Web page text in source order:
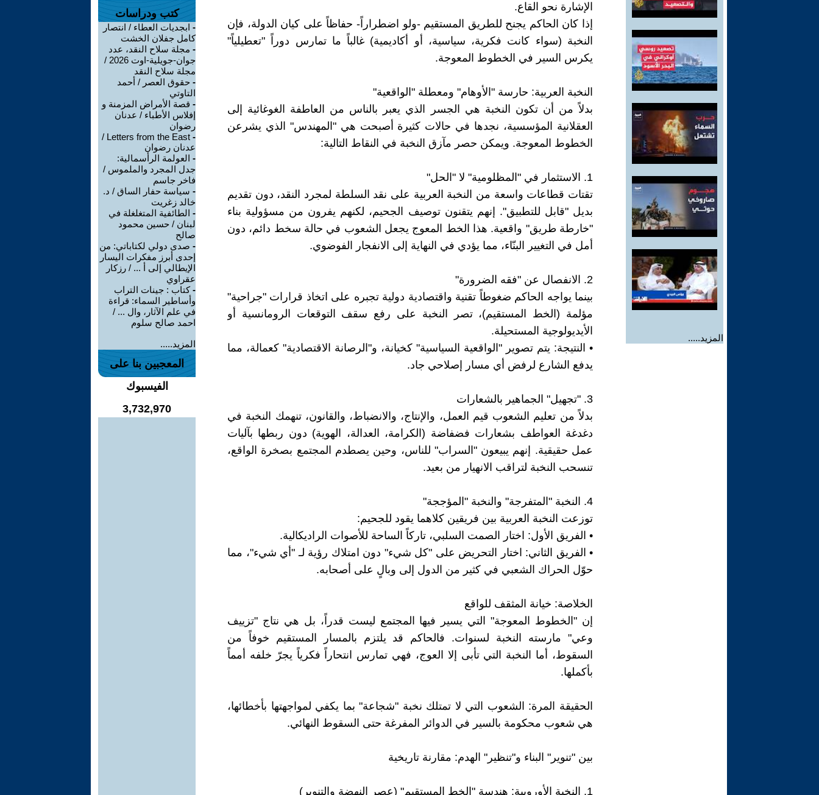
المزيد.....
الإشارة نحو القاع.
إذا كان الحاكم يجنح للطريق المستقيم -ولو اضطراراً- حفاظاً على كيان الدولة، فإن
النخبة (سواء كانت فكرية، سياسية، أو أكاديمية) غالباً ما تمارس دوراً "تعطيلياً"
يكرس السير في الخطوط المعوجة.
النخبة العربية: حارسة "الأوهام" ومعطلة "الواقعية"
بدلاً من أن تكون النخبة هي الجسر الذي يعبر بالناس من العاطفة الغوغائية إلى
العقلانية المؤسسية، نجدها في حالات كثيرة أصبحت هي "المهندس" الذي يشرعن
الخطوط المعوجة. ويمكن حصر مآزق النخبة في النقاط التالية:
1. الاستثمار في "المظلومية" لا "الحل"
تقتات قطاعات واسعة من النخبة العربية على نقد السلطة لمجرد النقد، دون تقديم
بديل "قابل للتطبيق". إنهم يتقنون توصيف الجحيم، لكنهم يفرون من مسؤولية بناء
"خارطة طريق" واقعية. هذا الخط المعوج يجعل الشعوب في حالة سخط دائم، دون
أمل في التغيير البنّاء، مما يؤدي في النهاية إلى الانفجار الفوضوي.
2. الانفصال عن "فقه الضرورة"
بينما يواجه الحاكم ضغوطاً تقنية واقتصادية دولية تجبره على اتخاذ قرارات "جراحية"
مؤلمة (الخط المستقيم)، تصر النخبة على رفع سقف التوقعات الرومانسية أو
الأيديولوجية المستحيلة.
• النتيجة: يتم تصوير "الواقعية السياسية" كخيانة، و"الرصانة الاقتصادية" كعمالة، مما
يدفع الشارع لرفض أي مسار إصلاحي جاد.
3. "تجهيل" الجماهير بالشعارات
بدلاً من تعليم الشعوب قيم العمل، والإنتاج، والانضباط، والقانون، تنهمك النخبة في
دغدغة العواطف بشعارات فضفاضة (الكرامة، العدالة، الهوية) دون ربطها بآليات
عمل حقيقية. إنهم يبيعون "السراب" للناس، وحين يصطدم المجتمع بصخرة الواقع،
تنسحب النخبة لتراقب الانهيار من بعيد.
4. النخبة "المتفرجة" والنخبة "المؤججة"
توزعت النخبة العربية بين فريقين كلاهما يقود للجحيم:
• الفريق الأول: اختار الصمت السلبي، تاركاً الساحة للأصوات الراديكالية.
• الفريق الثاني: اختار التحريض على "كل شيء" دون امتلاك رؤية لـ "أي شيء"، مما
حوّل الحراك الشعبي في كثير من الدول إلى وبالٍ على أصحابه.
الخلاصة: خيانة المثقف للواقع
إن "الخطوط المعوجة" التي يسير فيها المجتمع ليست قدراً، بل هي نتاج "تزييف
وعي" مارسته النخبة لسنوات. فالحاكم قد يلتزم بالمسار المستقيم خوفاً من
السقوط، أما النخبة التي تأبى إلا العوج، فهي تمارس انتحاراً فكرياً يجرّ خلفه أمماً
بأكملها.
الحقيقة المرة: الشعوب التي لا تمتلك نخبة "شجاعة" بما يكفي لمواجهتها بأخطائها،
هي شعوب محكومة بالسير في الدوائر المفرغة حتى السقوط النهائي.
بين "تنوير" البناء و"تنظير" الهدم: مقارنة تاريخية
1. النخبة الأوروبية: هندسة "الخط المستقيم" (عصر النهضة والتنوير)
كتب ودراسات
- ابجديات العطاء / انتصار
كامل جفلان الخشت
- مجلة سلاح النقد، عدد
جوان-جويلية-اوت 2026 /
مجلة سلاح النقد
- حقوق العصر / أحمد
التاوتي
- قصة الأمراض المزمنة و
إفلاس الأطباء / عدنان
رضوان
-
Letters from the East /
عدنان رضوان
- العولمة الرأسمالية:
جدل المجرد والملموس /
فاخر جاسم
- سياسة حفار الساق / د.
خالد زغريت
- الطائفية المتغلغلة في
لبنان / حسين محمود
صالح
- صدى دولي لكتاباتي: من
إحدى أبرز مفكرات اليسار
الإيطالي إلى أ ... / رزكار
عقراوي
-كتاب : جينات التراب
وأساطير السماء: قراءة
في علم الآثار، وال ... /
احمد صالح سلوم
المزيد.....
المعجبين بنا على
الفيسبوك
3,732,970